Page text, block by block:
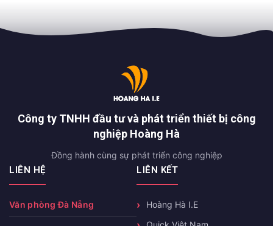
Công ty TNHH đầu tư và phát triển thiết bị công
nghiệp Hoàng Hà
Đồng hành cùng sự phát triển công nghiệp
LIÊN HỆ
Văn phòng Đà Nẵng
LIÊN KẾT
Hoàng Hà I.E